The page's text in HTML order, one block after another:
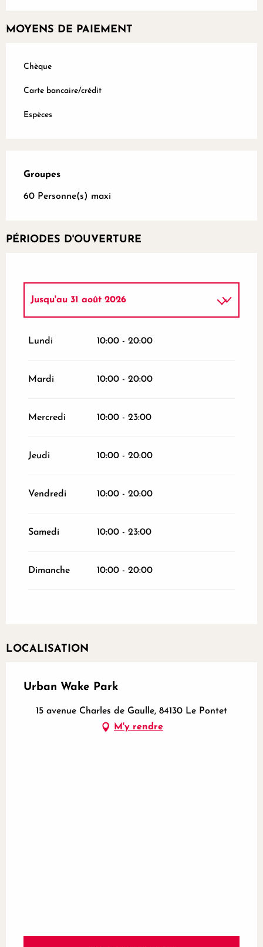
MOYENS DE PAIEMENT
Chèque
Carte bancaire/crédit
Espèces
Groupes
Groupes
60 Personne(s) maxi
PÉRIODES D'OUVERTURE
1 avril 2026
Jusqu'au 31 août 2026
Lundi 10:00 - 20:00
Mardi 10:00 - 20:00
Mercredi 10:00 - 23:00
Jeudi 10:00 - 20:00
Vendredi 10:00 - 20:00
Samedi 10:00 - 23:00
Dimanche 10:00 - 20:00
LOCALISATION
Urban Wake Park
15 avenue Charles de Gaulle, 84130 Le Pontet
M'y rendre